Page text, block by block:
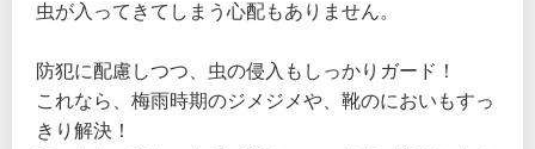
虫が入ってきてしまう心配もありません。
防犯に配慮しつつ、虫の侵入もしっかりガード！
これなら、梅雨時期のジメジメや、靴のにおいもすっ
きり解決！